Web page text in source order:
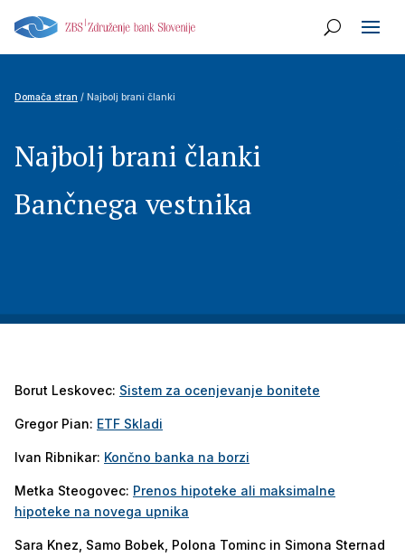
Najbolj brani članki
Bančnega vestnika
Domača stran / Najbolj brani članki
Borut Leskovec: Sistem za ocenjevanje bonitete
Gregor Pian: ETF Skladi
Ivan Ribnikar: Končno banka na borzi
Metka Steogovec: Prenos hipoteke ali maksimalne
hipoteke na novega upnika
Sara Knez, Samo Bobek, Polona Tominc in Simona Sternad